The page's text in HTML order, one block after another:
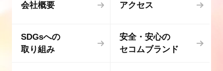
会社概要 アクセス
SDGsへの
取り組み
安全・安心の
セコムブランド